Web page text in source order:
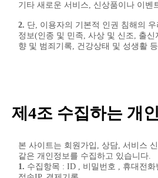
기타 새로운 서비스, 신상품이나 이벤
2. 단, 이용자의 기본적 인권 침해의
정보(인종 및 민족, 사상 및 신조, 출신
향 및 범죄기록, 건강상태 및 성생활
제4조 수집하는 개
본 사이트는 회원가입, 상담, 서비스
같은 개인정보를 수집하고 있습니다.
1. 수집항목 : ID , 비밀번호 , 휴대전